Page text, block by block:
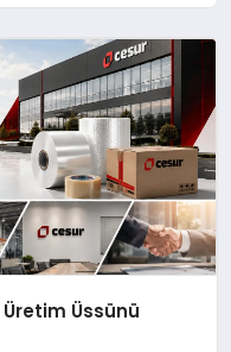
Üretim Üssünü